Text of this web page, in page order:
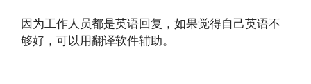
因为工作人员都是英语回复，如果觉得自己英语不
够好，可以用翻译软件辅助。